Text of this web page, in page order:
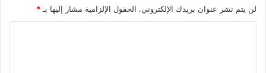
لن يتم نشر عنوان بريدك الإلكتروني. الحقول الإلزامية مشار إليها بـ *